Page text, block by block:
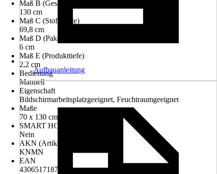
Maß B (Gesamthöhe)
130 cm
Maß C (Stoffbreite)
69,8 cm
Maß D (Pakethöhe im geschlossenen Zustand)
6 cm
Maß E (Produkttiefe)
2,2 cm
Bedienung
Manuell
Eigenschaft
Bildschirmarbeitsplatzgeeignet, Feuchtraumgeeignet
Maße
70 x 130 cm
SMART HOME Fähig
Nein
AKN (Artikelkurznummer)
KNMN
EAN
4306517187316
Aufbauanleitung